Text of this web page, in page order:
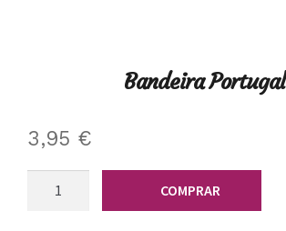
Bandeira Portugal
3,95 €
COMPRAR